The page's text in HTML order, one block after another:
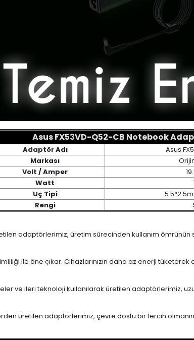
Asus FX53VD-Q52-CB Notebook
Adaptör Adı
Asus
Markası
Volt / Amper
Watt
Uç Tipi
Rengi
adaptörlerimiz, üretim sürecinden kullanım
ile öne çıkar. Cihazlarınızın daha az enerji tüketerek
ve ileri teknoloji kullanılarak üretilen adaptörlerimiz,
üretilen adaptörlerimiz, çevre dostu bir tercih olmanın